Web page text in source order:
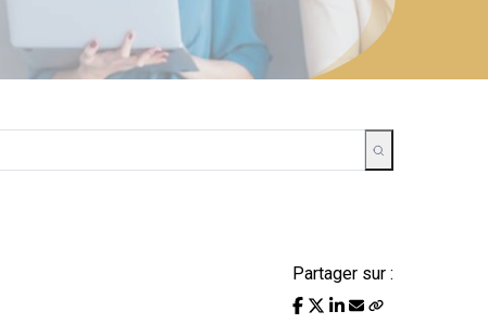
Partager sur :